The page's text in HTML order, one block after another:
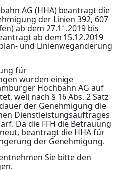
AG (HHA) beantragt die
der Linien 392, 607
ab dem 27.11.2019 bis
ab dem 15.12.2019
und Linienwegänderung
für
wurden einige
mburger Hochbahn AG auf
weil nach § 16 Abs. 2 Satz
der Genehmigung die
Dienstleistungsauftrages
Da die FFH die Betrauung
beantragt die HHA für
der Genehmigung.
Sie bitte den